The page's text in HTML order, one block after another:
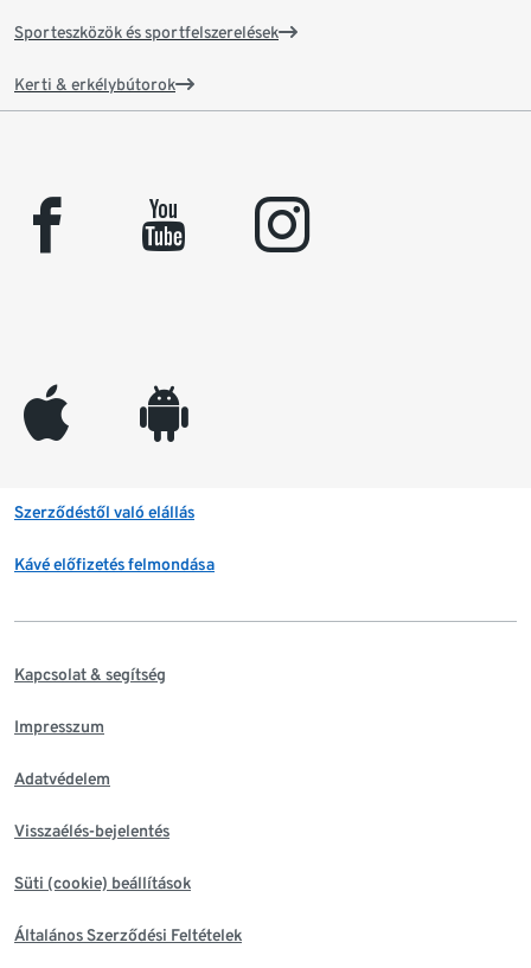
Sporteszközök és sportfelszerelések
Kerti & erkélybútorok
facebook youtube instagram
appleinc android
Szerződéstől való elállás
Kávé előfizetés felmondása
Kapcsolat & segítség
Impresszum
Adatvédelem
Visszaélés-bejelentés
Süti (cookie) beállítások
Általános Szerződési Feltételek